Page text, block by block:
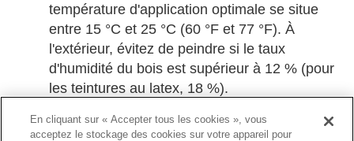
température d'application optimale se situe
entre 15 °C et 25 °C (60 °F et 77 °F). À
l'extérieur, évitez de peindre si le taux
d'humidité du bois est supérieur à 12 % (pour
les teintures au latex, 18 %).
les infiltrations d'eau.
En cliquant sur « Accepter tous les cookies », vous
acceptez le stockage des cookies sur votre appareil pour